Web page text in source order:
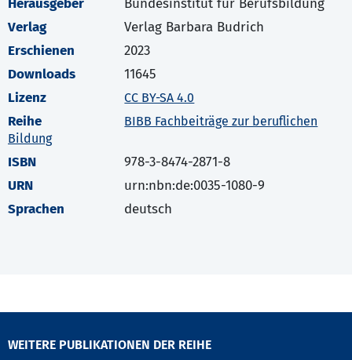
Herausgeber
Bundesinstitut für Berufsbildung
Verlag
Verlag Barbara Budrich
Erschienen
2023
Downloads
11645
Lizenz
CC BY-SA 4.0
Reihe
BIBB Fachbeiträge zur beruflichen
Bildung
ISBN
978-3-8474-2871-8
URN
urn:nbn:de:0035-1080-9
Sprachen
deutsch
WEITERE PUBLIKATIONEN DER REIHE